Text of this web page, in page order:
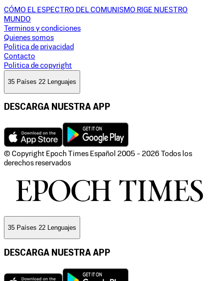
CÓMO EL ESPECTRO DEL COMUNISMO RIGE NUESTRO
MUNDO
Terminos y condiciones
Quienes somos
Politica de privacidad
Contacto
Politica de copyright
35 Países 22 Lenguajes
DESCARGA NUESTRA APP
© Copyright Epoch Times Español 2005 - 2026 Todos los
derechos reservados
35 Países 22 Lenguajes
DESCARGA NUESTRA APP